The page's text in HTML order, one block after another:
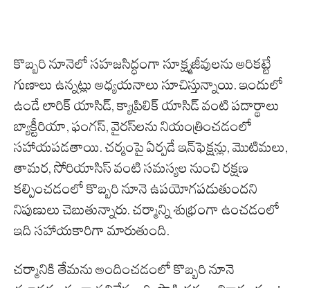
కొబ్బరి నూనెలో సహజసిద్ధంగా సూక్ష్మజీవులను అరికట్టే
గుణాలు ఉన్నట్లు అధ్యయనాలు సూచిస్తున్నాయి. ఇందులో
ఉండే లారిక్ యాసిడ్, క్యాప్రిలిక్ యాసిడ్ వంటి పదార్థాలు
బ్యాక్టీరియా, ఫంగస్, వైరస్‌లను నియంత్రించడంలో
సహాయపడతాయి. చర్మంపై ఏర్పడే ఇన్‌ఫెక్షన్లు, మొటిమలు,
తామర, సోరియాసిస్ వంటి సమస్యల నుంచి రక్షణ
కల్పించడంలో కొబ్బరి నూనె ఉపయోగపడుతుందని
నిపుణులు చెబుతున్నారు. చర్మాన్ని శుభ్రంగా ఉంచడంలో
ఇది సహాయకారిగా మారుతుంది.
చర్మానికి తేమను అందించడంలో కొబ్బరి నూనె